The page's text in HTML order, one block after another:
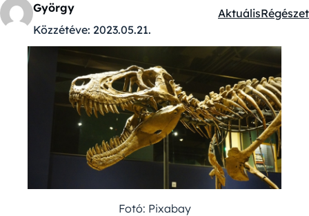
György
Közzétéve: 2023.05.21.
Kategóriák:
AktuálisRégészet
Fotó: Pixabay